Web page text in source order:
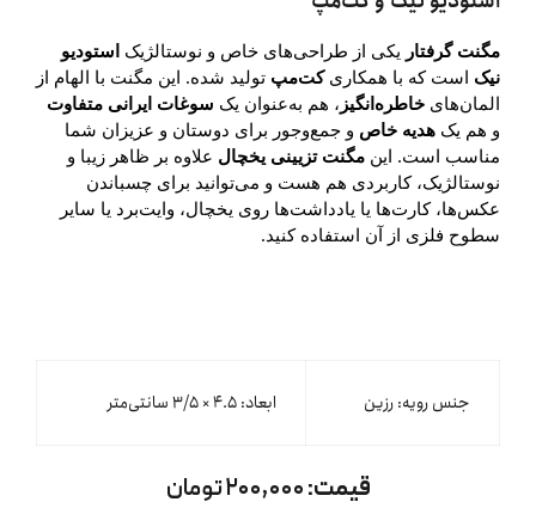
مگنت گرفتار یکی از طراحی‌های خاص و نوستالژیک استودیو
نیک است که با همکاری کت‌مپ تولید شده. این مگنت با الهام از
المان‌های خاطره‌انگیز ، هم به‌عنوان یک سوغات ایرانی متفاوت
و هم یک هدیه خاص و جمع‌وجور برای دوستان و عزیزان شما
مناسب است. این مگنت تزیینی یخچال علاوه بر ظاهر زیبا و
نوستالژیک، کاربردی هم هست و می‌توانید برای چسباندن
عکس‌ها، کارت‌ها یا یادداشت‌ها روی یخچال، وایت‌برد یا سایر
سطوح فلزی از آن استفاده کنید.
جنس رویه: رزین ابعاد: ۴.۵ × ۳/۵ سانتی‌متر
قیمت:۲۰۰,۰۰۰ تومان